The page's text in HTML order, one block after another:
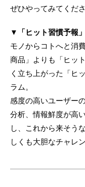
ぜひやってみてくだ
▼「ヒット習慣予報
モノからコトへと消
商品」よりも「ヒッ
く立ち上がった「ヒ
ラム。
感度の高いユーザー
分析、情報鮮度が高
し、これから来そう
しくも大胆なチャレ